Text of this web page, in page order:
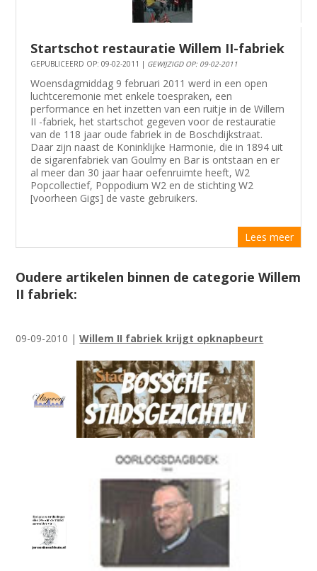
Startschot restauratie Willem II-fabriek
GEPUBLICEERD OP: 09-02-2011 | GEWIJZIGD OP: 09-02-2011
Woensdagmiddag 9 februari 2011 werd in een open
luchtceremonie met enkele toespraken, een
performance en het inzetten van een ruitje in de Willem
II -fabriek, het startschot gegeven voor de restauratie
van de 118 jaar oude fabriek in de Boschdijkstraat.
Daar zijn naast de Koninklijke Harmonie, die in 1894 uit
de sigarenfabriek van Goulmy en Bar is ontstaan en er
al meer dan 30 jaar haar oefenruimte heeft, W2
Popcollectief, Poppodium W2 en de stichting W2
[voorheen Gigs] de vaste gebruikers.
Lees meer
Oudere artikelen binnen de categorie Willem
II fabriek:
09-09-2010 |Willem II fabriek krijgt opknapbeurt